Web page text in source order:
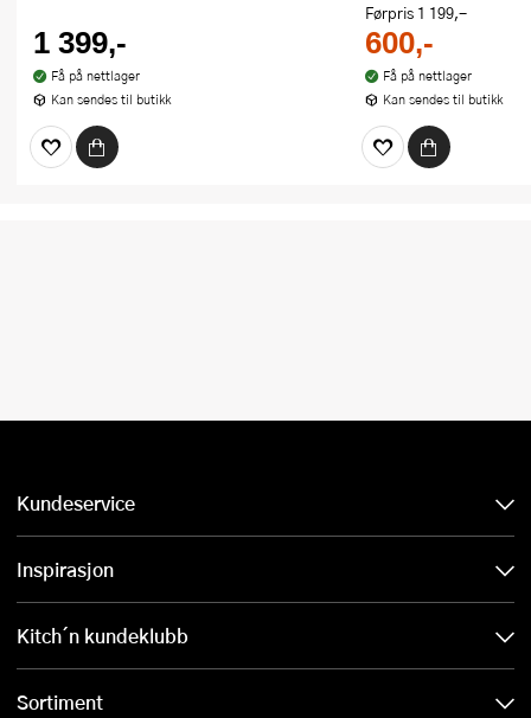
1 399,-
Få på nettlager
Kan sendes til butikk
Førpris 1 199,-
600,-
Få på nettlager
Kan sendes til butikk
Kundeservice
Inspirasjon
Kitch´n kundeklubb
Sortiment